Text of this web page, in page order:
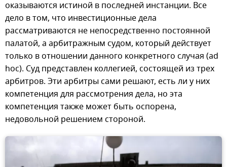
оказываются истиной в последней инстанции. Все
дело в том, что инвестиционные дела
рассматриваются не непосредственно постоянной
палатой, а арбитражным судом, который действует
только в отношении данного конкретного случая (ad
hoc). Суд представлен коллегией, состоящей из трех
арбитров. Эти арбитры сами решают, есть ли у них
компетенция для рассмотрения дела, но эта
компетенция также может быть оспорена,
недовольной решением стороной.